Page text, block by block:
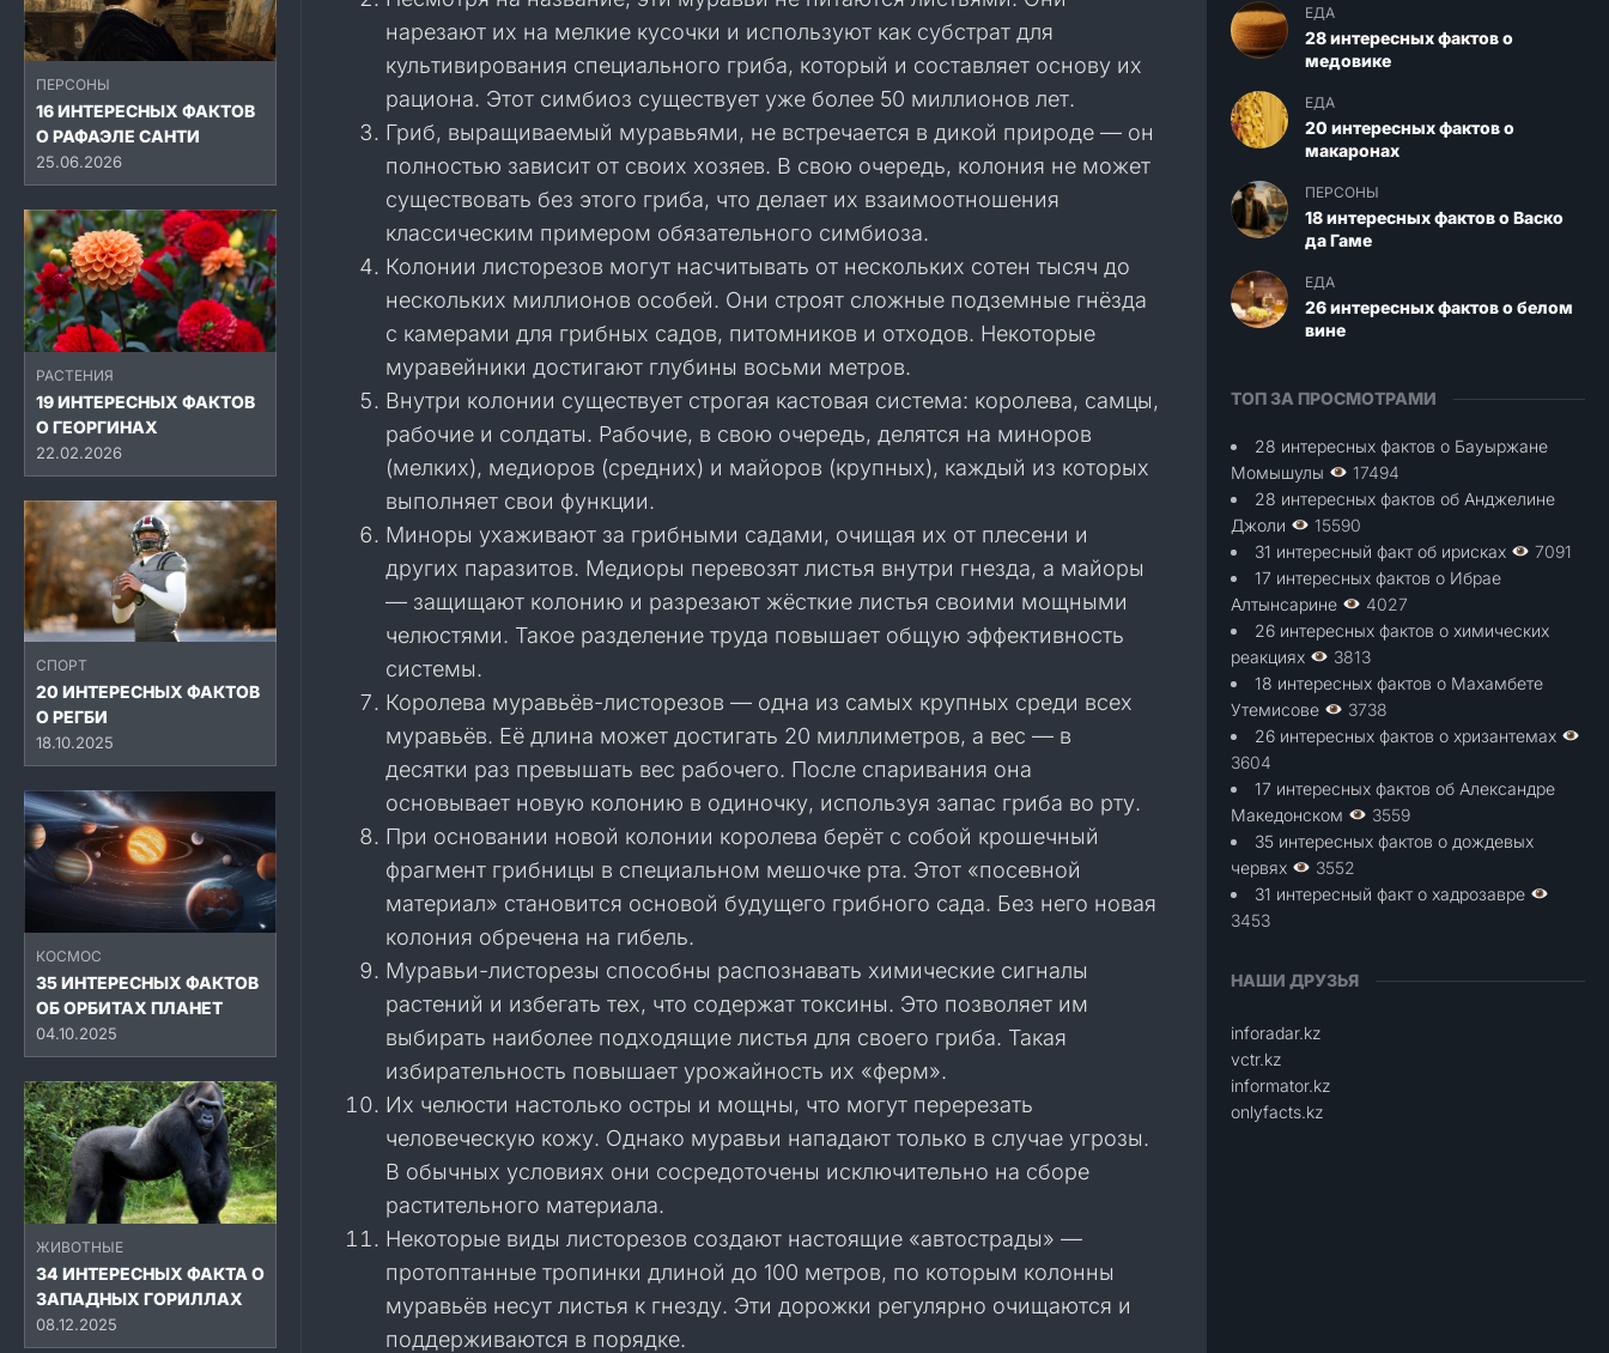
ПЕРСОНЫ
16 ИНТЕРЕСНЫХ ФАКТОВ
О РАФАЭЛЕ САНТИ
25.06.2026
РАСТЕНИЯ
19 ИНТЕРЕСНЫХ ФАКТОВ
О ГЕОРГИНАХ
22.02.2026
СПОРТ
20 ИНТЕРЕСНЫХ ФАКТОВ
О РЕГБИ
18.10.2025
КОСМОС
35 ИНТЕРЕСНЫХ ФАКТОВ
ОБ ОРБИТАХ ПЛАНЕТ
04.10.2025
ЖИВОТНЫЕ
34 ИНТЕРЕСНЫХ ФАКТА О
ЗАПАДНЫХ ГОРИЛЛАХ
08.12.2025
нарезают их на мелкие кусочки и используют как субстрат для
культивирования специального гриба, который и составляет основу их
рациона. Этот симбиоз существует уже более 50 миллионов лет.
Гриб, выращиваемый муравьями, не встречается в дикой природе — он
полностью зависит от своих хозяев. В свою очередь, колония не может
существовать без этого гриба, что делает их взаимоотношения
классическим примером обязательного симбиоза.
Колонии листорезов могут насчитывать от нескольких сотен тысяч до
нескольких миллионов особей. Они строят сложные подземные гнёзда
с камерами для грибных садов, питомников и отходов. Некоторые
муравейники достигают глубины восьми метров.
Внутри колонии существует строгая кастовая система: королева, самцы,
рабочие и солдаты. Рабочие, в свою очередь, делятся на миноров
(мелких), медиоров (средних) и майоров (крупных), каждый из которых
выполняет свои функции.
Миноры ухаживают за грибными садами, очищая их от плесени и
других паразитов. Медиоры перевозят листья внутри гнезда, а майоры
— защищают колонию и разрезают жёсткие листья своими мощными
челюстями. Такое разделение труда повышает общую эффективность
системы.
Королева муравьёв-листорезов — одна из самых крупных среди всех
муравьёв. Её длина может достигать 20 миллиметров, а вес — в
десятки раз превышать вес рабочего. После спаривания она
основывает новую колонию в одиночку, используя запас гриба во рту.
При основании новой колонии королева берёт с собой крошечный
фрагмент грибницы в специальном мешочке рта. Этот «посевной
материал» становится основой будущего грибного сада. Без него новая
колония обречена на гибель.
Муравьи-листорезы способны распознавать химические сигналы
растений и избегать тех, что содержат токсины. Это позволяет им
выбирать наиболее подходящие листья для своего гриба. Такая
избирательность повышает урожайность их «ферм».
Их челюсти настолько остры и мощны, что могут перерезать
человеческую кожу. Однако муравьи нападают только в случае угрозы.
В обычных условиях они сосредоточены исключительно на сборе
растительного материала.
Некоторые виды листорезов создают настоящие «автострады» —
протоптанные тропинки длиной до 100 метров, по которым колонны
муравьёв несут листья к гнезду. Эти дорожки регулярно очищаются и
поддерживаются в порядке.
ЕДА
28 интересных фактов о
медовике
ЕДА
20 интересных фактов о
макаронах
ПЕРСОНЫ
18 интересных фактов о Васко
да Гаме
ЕДА
26 интересных фактов о белом
вине
ТОП ЗА ПРОСМОТРАМИ
28 интересных фактов о Бауыржане
Момышулы
17494
28 интересных фактов об Анджелине
Джоли
15590
31 интересный факт об ирисках
7091
17 интересных фактов о Ибрае
Алтынсарине
4027
26 интересных фактов о химических
реакциях
3813
18 интересных фактов о Махамбете
Утемисове
3738
26 интересных фактов о хризантемах
3604
17 интересных фактов об Александре
Македонском
3559
35 интересных фактов о дождевых
червях
3552
31 интересный факт о хадрозавре
3453
НАШИ ДРУЗЬЯ
inforadar.kz
vctr.kz
informator.kz
onlyfacts.kz